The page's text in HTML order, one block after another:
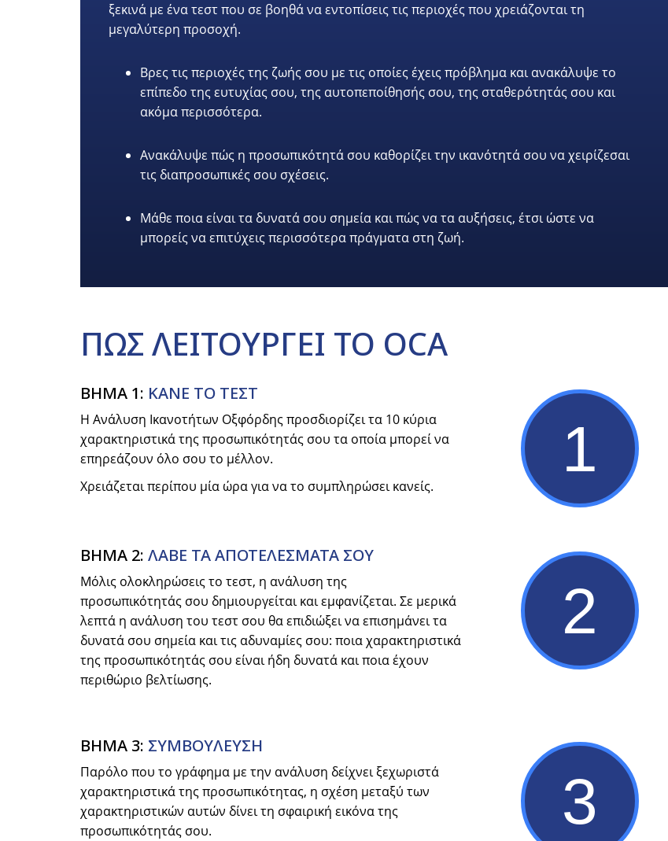
ξεκινά με ένα τεστ που σε βοηθά να εντοπίσεις τις περιοχές που χρειάζονται τη
μεγαλύτερη προσοχή.
Βρες τις περιοχές της ζωής σου με τις οποίες έχεις πρόβλημα και ανακάλυψε το
επίπεδο της ευτυχίας σου, της αυτοπεποίθησής σου, της σταθερότητάς σου και
ακόμα περισσότερα.
Ανακάλυψε πώς η προσωπικότητά σου καθορίζει την ικανότητά σου να χειρίζεσαι
τις διαπροσωπικές σου σχέσεις.
Μάθε ποια είναι τα δυνατά σου σημεία και πώς να τα αυξήσεις, έτσι ώστε να
μπορείς να επιτύχεις περισσότερα πράγματα στη ζωή.
ΠΩΣ ΛΕΙΤΟΥΡΓΕΙ ΤΟ OCA
ΒΗΜΑ 1: ΚΑΝΕ ΤΟ ΤΕΣΤ
Η Ανάλυση Ικανοτήτων Οξφόρδης προσδιορίζει τα 10 κύρια
χαρακτηριστικά της προσωπικότητάς σου τα οποία μπορεί να
επηρεάζουν όλο σου το μέλλον.
Χρειάζεται περίπου μία ώρα για να το συμπληρώσει κανείς.
1
ΒΗΜΑ 2: ΛΑΒΕ ΤΑ ΑΠΟΤΕΛΕΣΜΑΤΑ ΣΟΥ
Μόλις ολοκληρώσεις το τεστ, η ανάλυση της
προσωπικότητάς σου δημιουργείται και εμφανίζεται. Σε μερικά
λεπτά η ανάλυση του τεστ σου θα επιδιώξει να επισημάνει τα
δυνατά σου σημεία και τις αδυναμίες σου: ποια χαρακτηριστικά
της προσωπικότητάς σου είναι ήδη δυνατά και ποια έχουν
περιθώριο βελτίωσης.
2
ΒΗΜΑ 3: ΣΥΜΒΟYΛΕΥΣΗ
Παρόλο που το γράφημα με την ανάλυση δείχνει ξεχωριστά
χαρακτηριστικά της προσωπικότητας, η σχέση μεταξύ των
χαρακτηριστικών αυτών δίνει τη σφαιρική εικόνα της
προσωπικότητάς σου.
3